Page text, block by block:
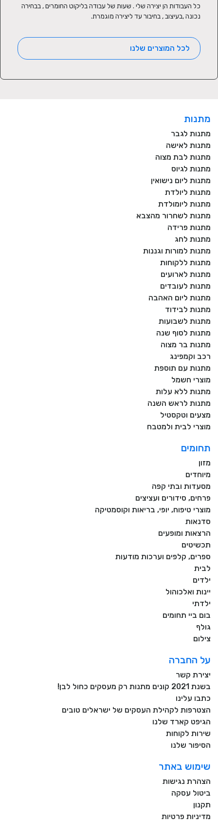
נכונה ,בעיצוב , בחיבור עד ליצירה מוגמרת.
לכל המוצרים שלנו
מתנות
מתנות לגבר
מתנות לאישה
מתנות לבת מצוה
מתנות לגיוס
מתנות ליום נישואין
מתנות ליולדת
מתנות ליומולדת
מתנות לשחרור מהצבא
מתנות פרידה
מתנות לחג
מתנות למורות וגננות
מתנות ללקוחות
מתנות לארועים
מתנות לעובדים
מתנות ליום האהבה
מתנות לבידוד
מתנות לשבועות
מתנות לסוף שנה
מתנות בר מצוה
רכב וקמפינג
מתנות עם תוספת
מוצרי חשמל
מתנות ללא עלות
מתנות לראש השנה
מצעים וטקסטיל
מוצרי לבית ולמטבח
תחומים
מזון
מיוחדים
מסעדות ובתי קפה
פרחים, סידורים ועציצים
מוצרי טיפוח, יופי, בריאות וקוסמטיקה
סדנאות
הרצאות ומופעים
תכשיטים
ספרים, קלפים וערכות מודעות
לבית
ילדים
יינות ואלכוהול
ילדתי
בום ביי תחומים
גולף
צילום
על החברה
יצירת קשר
בשנת 2021 קונים מתנות רק מעסקים כחול לבן!
כתבו עלינו
הצטרפות לקהילת העסקים של ישראלים טובים
הגיפט קארד שלנו
שירות לקוחות
הסיפור שלנו
שימוש באתר
הצהרת נגישות
ביטול עסקה
תקנון
מדיניות פרטיות